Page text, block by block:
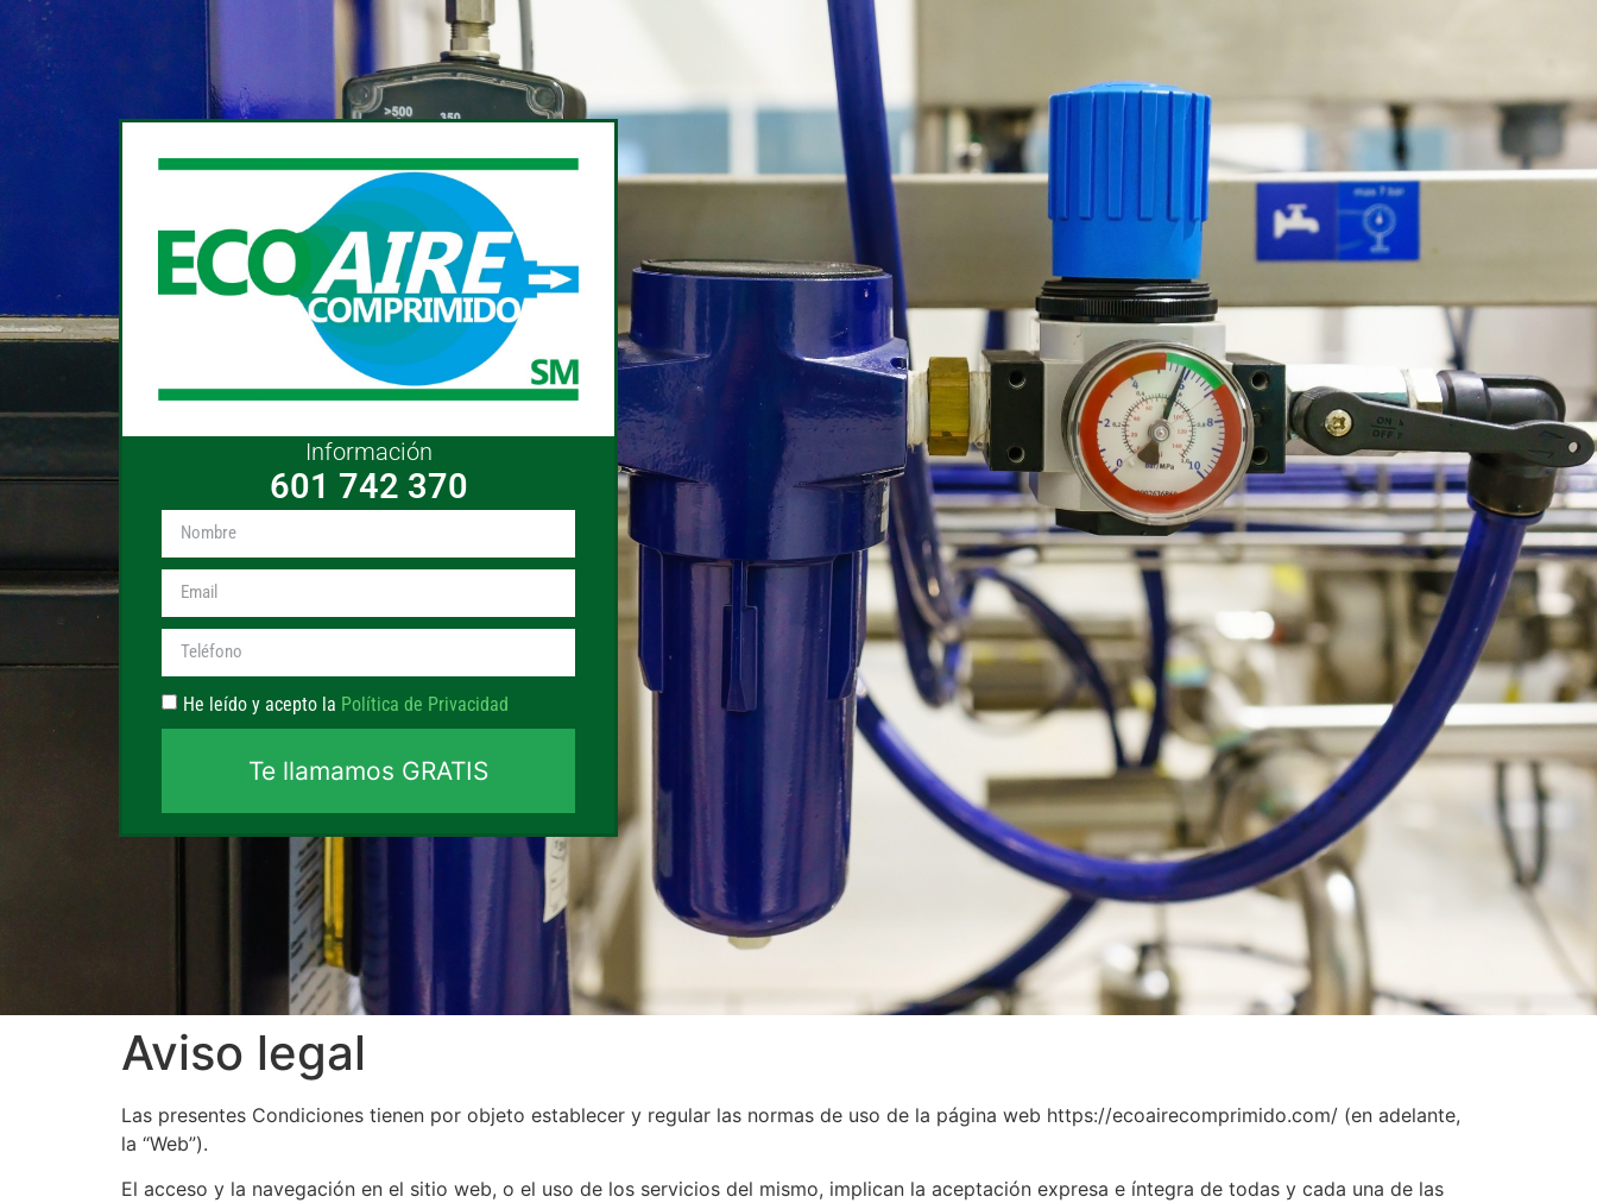
Información
601 742 370
He leído y acepto la Política de Privacidad
Te llamamos GRATIS
Aviso legal
Las presentes Condiciones tienen por objeto establecer y regular las normas de uso de la página web https://ecoairecomprimido.com/ (en adelante,
la “Web”).
El acceso y la navegación en el sitio web, o el uso de los servicios del mismo, implican la aceptación expresa e íntegra de todas y cada una de las